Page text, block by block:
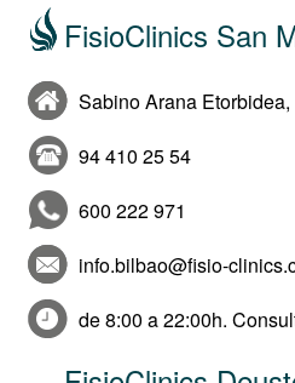
FisioClinics San
Sabino Arana
94 410 25 54
600 222 971
info.bilbao@fisio-
de 8:00 a 22:00h.